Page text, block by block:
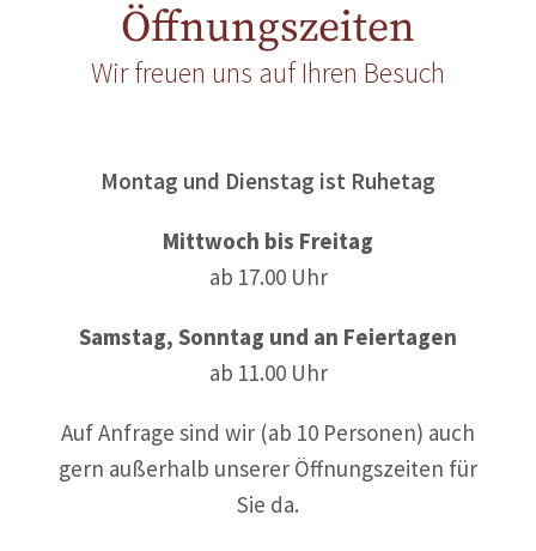
Öffnungszeiten
Wir freuen uns auf Ihren Besuch
Montag und Dienstag ist Ruhetag
Mittwoch bis Freitag
ab 17.00 Uhr
Samstag, Sonntag und an Feiertagen
ab 11.00 Uhr
Auf Anfrage sind wir (ab 10 Personen) auch
gern außerhalb unserer Öffnungszeiten für
Sie da.